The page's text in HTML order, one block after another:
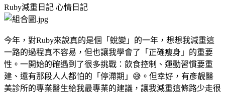
Ruby減重日記 心情日記
今年，對Ruby來說真的是個「蛻變」的一年，想想我減重這
一路的過程真不容易，但也讓我學會了「正確瘦身」的重要
性。一開始的確遇到了很多挑戰：飲食控制、運動習慣要重
建、還有那段人人都怕的「停滯期」😅。但幸好，有彥靚醫
美診所的專業醫生給我最專業的建議，讓我減重這條路少走很